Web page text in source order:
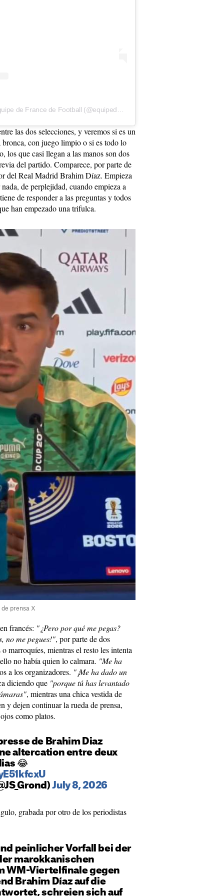
Una publicación compartida por Equipe de France de Football (@equipedefrance)
las dos selecciones, y veremos si es un
con juego limpio o si es todo lo
los que casi llegan a las manos son dos
del partido. Comparece, por parte de
del Real Madrid Brahim Díaz. Empieza
de perplejidad, cuando empieza a
de responder a las preguntas y todos
han empezado una trifulca.
prensa X
francés: "¿Pero por qué me pegas?
no me pegues!", por parte de dos
marroquíes, mientras el resto les intenta
no había quien lo calmara. "Me ha
a los organizadores. "¡Me ha dado un
diciendo que "porque tú has levantado
, mientras una chica vestida de
y dejen continuar la rueda de prensa,
como platos.
de Brahim Diaz
altercation entre deux
😂
July 8, 2026
grabada por otro de los periodistas
peinlicher Vorfall bei der
marokkanischen
WM-Viertelfinale gegen
Brahim Díaz auf die
schreien sich auf